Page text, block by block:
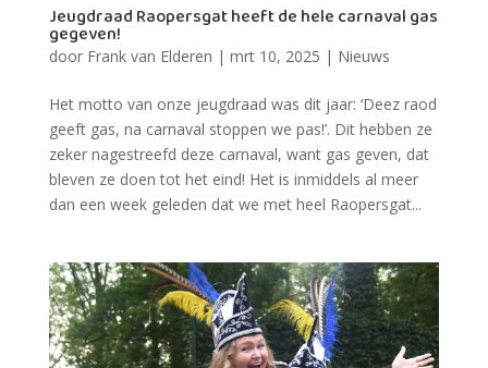
Jeugdraad Raopersgat heeft de hele carnaval gas
gegeven!
door Frank van Elderen | mrt 10, 2025 | Nieuws
Het motto van onze jeugdraad was dit jaar: ‘Deez raod
geeft gas, na carnaval stoppen we pas!’. Dit hebben ze
zeker nagestreefd deze carnaval, want gas geven, dat
bleven ze doen tot het eind! Het is inmiddels al meer
dan een week geleden dat we met heel Raopersgat...